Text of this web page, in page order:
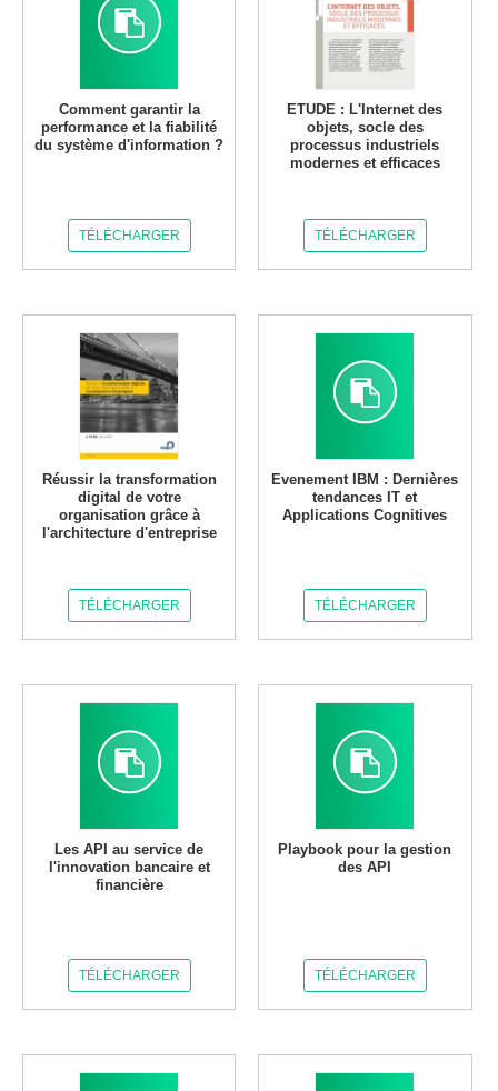
Comment garantir la
performance et la fiabilité
du système d'information ?
TÉLÉCHARGER
ETUDE : L'Internet des
objets, socle des
processus industriels
modernes et efficaces
TÉLÉCHARGER
Réussir la transformation
digital de votre
organisation grâce à
l'architecture d'entreprise
TÉLÉCHARGER
Evenement IBM : Dernières
tendances IT et
Applications Cognitives
TÉLÉCHARGER
Les API au service de
l'innovation bancaire et
financière
TÉLÉCHARGER
Playbook pour la gestion
des API
TÉLÉCHARGER